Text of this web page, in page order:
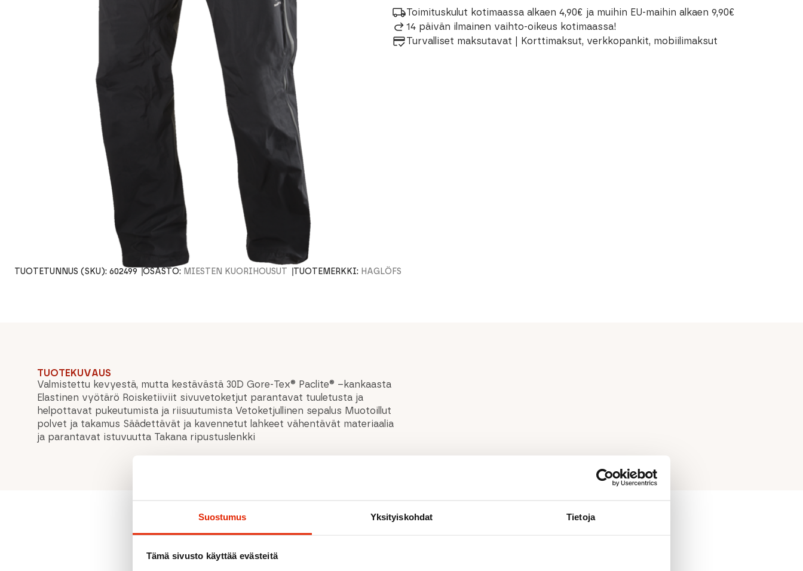
Suostumus Yksityiskohdat Tietoja
Tämä sivusto käyttää evästeitä
Toimituskulut kotimaassa alkaen 4,90€ ja muihin EU-maihin alkaen 9,90€
14 päivän ilmainen vaihto-oikeus kotimaassa!
Turvalliset maksutavat | Korttimaksut, verkkopankit, mobiilimaksut
TUOTETUNNUS (SKU): 602499 OSASTO: MIESTEN KUORIHOUSUT TUOTEMERKKI: HAGLÖFS
TUOTEKUVAUS
Valmistettu kevyestä, mutta kestävästä 30D Gore-Tex® Paclite® –kankaasta
Elastinen vyötärö Roisketiiviit sivuvetoketjut parantavat tuuletusta ja
helpottavat pukeutumista ja riisuutumista Vetoketjullinen sepalus Muotoillut
polvet ja takamus Säädettävät ja kavennetut lahkeet vähentävät materiaalia
ja parantavat istuvuutta Takana ripustuslenkki